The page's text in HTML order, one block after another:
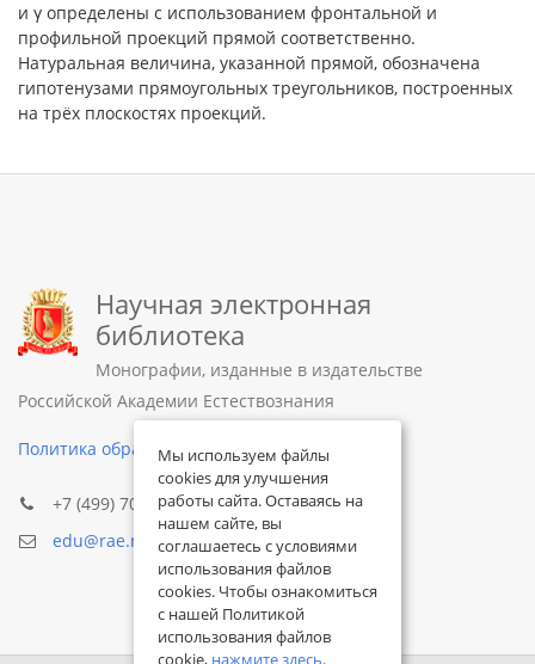
и γ определены с использованием фронтальной и
профильной проекций прямой соответственно.
Натуральная величина, указанной прямой, обозначена
гипотенузами прямоугольных треугольников, построенных
на трёх плоскостях проекций.
Научная электронная
библиотека
Монографии, изданные в издательстве
Российской Академии Естествознания
Политика обработки персональных данных
+7 (499) 705-72-30
edu@rae.ru
Мы используем файлы
cookies для улучшения
работы сайта. Оставаясь на
нашем сайте, вы
соглашаетесь с условиями
использования файлов
cookies. Чтобы ознакомиться
с нашей Политикой
использования файлов
cookie, нажмите здесь.